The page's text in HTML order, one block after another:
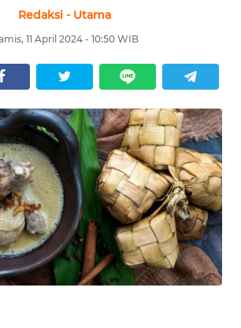
Redaksi - Utama
11 April 2024 - 10:50 WIB